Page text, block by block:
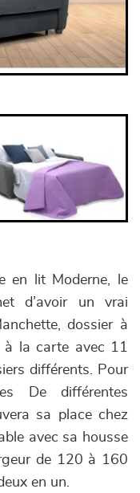
en lit Moderne, le
d’avoir un vrai
dossier à
à la carte avec 11
différents. Pour
De différentes
sa place chez
avec sa housse
de 120 à 160
en un.